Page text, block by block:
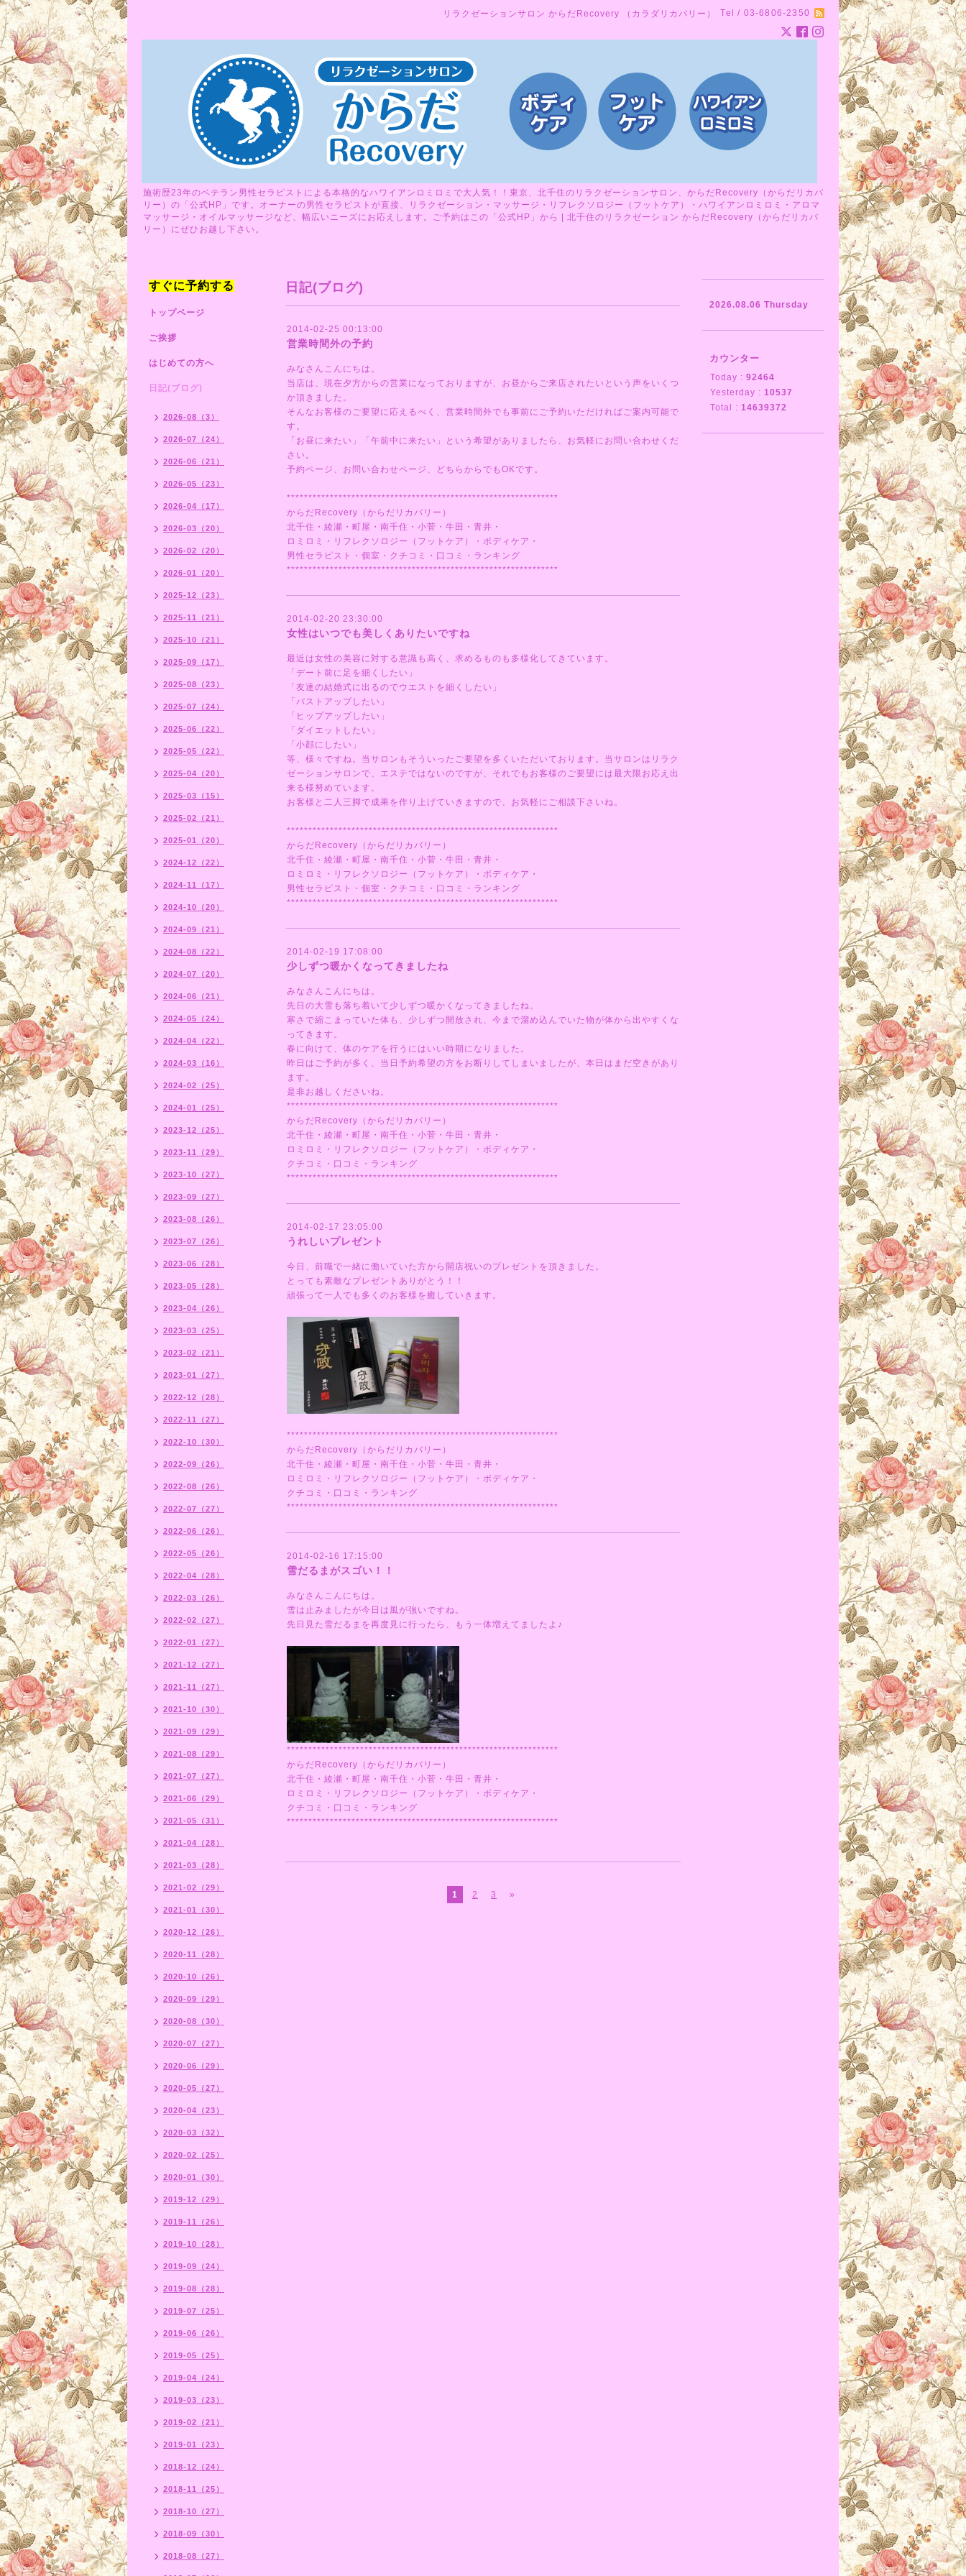
リラクゼーションサロン からだRecovery （カラダリカバリー） Tel / 03-6806-2350
施術歴23年のベテラン男性セラピストによる本格的なハワイアンロミロミで大人気！！東京、北千住のリラクゼーションサロン、からだRecovery（からだリカバ
リー）の「公式HP」です。オーナーの男性セラピストが直接、リラクゼーション・マッサージ・リフレクソロジー（フットケア）・ハワイアンロミロミ・アロマ
マッサージ・オイルマッサージなど、幅広いニーズにお応えします。ご予約はこの「公式HP」から | 北千住のリラクゼーション からだRecovery（からだリカバ
リー）にぜひお越し下さい。
日記(ブログ)
2014-02-25 00:13:00
営業時間外の予約
みなさんこんにちは。
当店は、現在夕方からの営業になっておりますが、お昼からご来店されたいという声をいくつ
か頂きました。
そんなお客様のご要望に応えるべく、営業時間外でも事前にご予約いただければご案内可能で
す。
「お昼に来たい」「午前中に来たい」という希望がありましたら、お気軽にお問い合わせくだ
さい。
予約ページ、お問い合わせページ、どちらからでもOKです。
***************************************************************
からだRecovery（からだリカバリー）
北千住・綾瀬・町屋・南千住・小菅・牛田・青井・
ロミロミ・リフレクソロジー（フットケア）・ボディケア・
男性セラピスト・個室・クチコミ・口コミ・ランキング
***************************************************************
2014-02-20 23:30:00
女性はいつでも美しくありたいですね
最近は女性の美容に対する意識も高く、求めるものも多様化してきています。
「デート前に足を細くしたい」
「友達の結婚式に出るのでウエストを細くしたい」
「バストアップしたい」
「ヒップアップしたい」
「ダイエットしたい」
「小顔にしたい」
等、様々ですね。当サロンもそういったご要望を多くいただいております。当サロンはリラク
ゼーションサロンで、エステではないのですが、それでもお客様のご要望には最大限お応え出
来る様努めています。
お客様と二人三脚で成果を作り上げていきますので、お気軽にご相談下さいね。
***************************************************************
からだRecovery（からだリカバリー）
北千住・綾瀬・町屋・南千住・小菅・牛田・青井・
ロミロミ・リフレクソロジー（フットケア）・ボディケア・
男性セラピスト・個室・クチコミ・口コミ・ランキング
***************************************************************
2014-02-19 17:08:00
少しずつ暖かくなってきましたね
みなさんこんにちは。
先日の大雪も落ち着いて少しずつ暖かくなってきましたね。
寒さで縮こまっていた体も、少しずつ開放され、今まで溜め込んでいた物が体から出やすくな
ってきます。
春に向けて、体のケアを行うにはいい時期になりました。
昨日はご予約が多く、当日予約希望の方をお断りしてしまいましたが、本日はまだ空きがあり
ます。
是非お越しくださいね。
***************************************************************
からだRecovery（からだリカバリー）
北千住・綾瀬・町屋・南千住・小菅・牛田・青井・
ロミロミ・リフレクソロジー（フットケア）・ボディケア・
クチコミ・口コミ・ランキング
***************************************************************
2014-02-17 23:05:00
うれしいプレゼント
今日、前職で一緒に働いていた方から開店祝いのプレゼントを頂きました。
とっても素敵なプレゼントありがとう！！
頑張って一人でも多くのお客様を癒していきます。
***************************************************************
からだRecovery（からだリカバリー）
北千住・綾瀬・町屋・南千住・小菅・牛田・青井・
ロミロミ・リフレクソロジー（フットケア）・ボディケア・
クチコミ・口コミ・ランキング
***************************************************************
2014-02-16 17:15:00
雪だるまがスゴい！！
みなさんこんにちは。
雪は止みましたが今日は風が強いですね。
先日見た雪だるまを再度見に行ったら、もう一体増えてましたよ♪
***************************************************************
からだRecovery（からだリカバリー）
北千住・綾瀬・町屋・南千住・小菅・牛田・青井・
ロミロミ・リフレクソロジー（フットケア）・ボディケア・
クチコミ・口コミ・ランキング
***************************************************************
1 2 3 »
すぐに予約する
トップページ
ご挨拶
はじめての方へ
日記(ブログ)
2026-08（3）
2026-07（24）
2026-06（21）
2026-05（23）
2026-04（17）
2026-03（20）
2026-02（20）
2026-01（20）
2025-12（23）
2025-11（21）
2025-10（21）
2025-09（17）
2025-08（23）
2025-07（24）
2025-06（22）
2025-05（22）
2025-04（20）
2025-03（15）
2025-02（21）
2025-01（20）
2024-12（22）
2024-11（17）
2024-10（20）
2024-09（21）
2024-08（22）
2024-07（20）
2024-06（21）
2024-05（24）
2024-04（22）
2024-03（16）
2024-02（25）
2024-01（25）
2023-12（25）
2023-11（29）
2023-10（27）
2023-09（27）
2023-08（26）
2023-07（26）
2023-06（28）
2023-05（28）
2023-04（26）
2023-03（25）
2023-02（21）
2023-01（27）
2022-12（28）
2022-11（27）
2022-10（30）
2022-09（26）
2022-08（26）
2022-07（27）
2022-06（26）
2022-05（26）
2022-04（28）
2022-03（26）
2022-02（27）
2022-01（27）
2021-12（27）
2021-11（27）
2021-10（30）
2021-09（29）
2021-08（29）
2021-07（27）
2021-06（29）
2021-05（31）
2021-04（28）
2021-03（28）
2021-02（29）
2021-01（30）
2020-12（26）
2020-11（28）
2020-10（26）
2020-09（29）
2020-08（30）
2020-07（27）
2020-06（29）
2020-05（27）
2020-04（23）
2020-03（32）
2020-02（25）
2020-01（30）
2019-12（29）
2019-11（26）
2019-10（28）
2019-09（24）
2019-08（28）
2019-07（25）
2019-06（26）
2019-05（25）
2019-04（24）
2019-03（23）
2019-02（21）
2019-01（23）
2018-12（24）
2018-11（25）
2018-10（27）
2018-09（30）
2018-08（27）
2026.08.06 Thursday
カウンター
Today : 92464
Yesterday : 10537
Total : 14639372